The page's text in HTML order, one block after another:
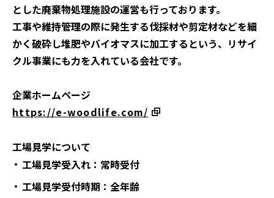
とした廃棄物処理施設の運営も行っております。
工事や維持管理の際に発生する伐採材や剪定材などを細
かく破砕し堆肥やバイオマスに加工するという、リサイ
クル事業にも力を入れている会社です。
企業ホームページ
https://e-woodlife.com/
工場見学について
工場見学受入れ：常時受付
工場見学受付時期：全年齢